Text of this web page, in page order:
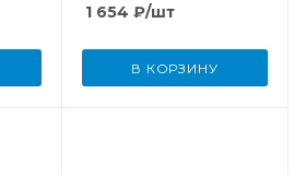
1 654 ₽/шт
В КОРЗИНУ